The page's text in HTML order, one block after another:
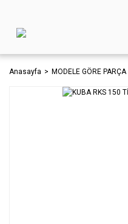
Anasayfa MODELE GÖRE PARÇA